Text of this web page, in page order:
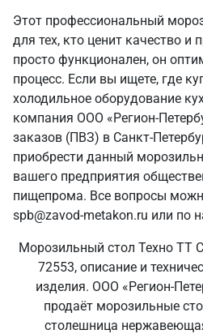
Этот профессиональный
для тех, кто ценит качество и
просто функционален, он
процесс. Если вы ищете, где
холодильное оборудование
компания ООО «Регион-
заказов (ПВЗ) в
приобрести данный
вашего предприятия
пищепрома. Все вопросы
spb@zavod-metakon.ru или по
Морозильный стол Техно ТТ
72553, описание и
изделия. ООО «Регион-
продаёт морозильные
столешница